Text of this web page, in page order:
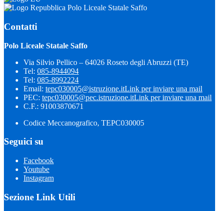
Polo Liceale Statale Saffo
Contatti
Polo Liceale Statale Saffo
Via Silvio Pellico – 64026 Roseto degli Abruzzi (TE)
Tel: 085-8944094
Tel: 085-8992224
Email: tepc030005@istruzione.itLink per inviare una mail
PEC: tepc030005@pec.istruzione.itLink per inviare una mail
C.F.: 91003870671
Codice Meccanografico, TEPC030005
Seguici su
Facebook
Youtube
Instagram
Sezione Link Utili